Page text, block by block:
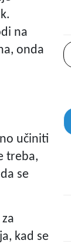
na
onda
učiniti
treba,
se
kad se